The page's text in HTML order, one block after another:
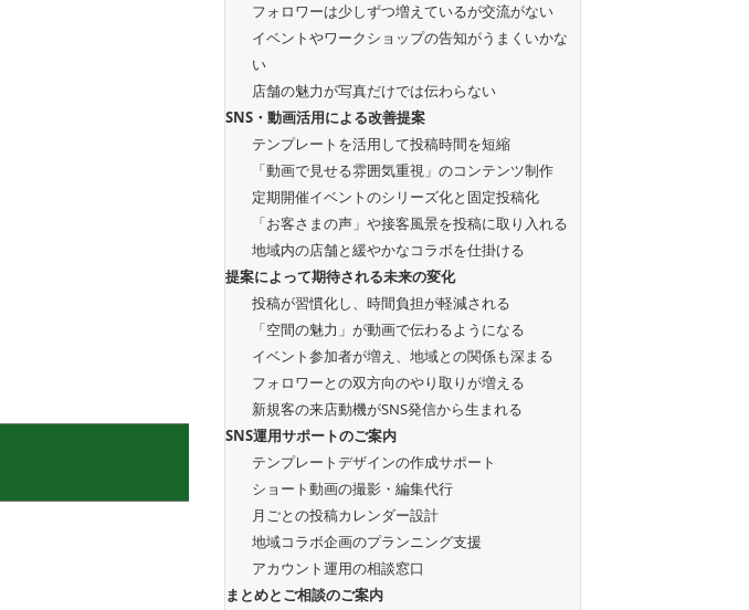
フォロワーは少しずつ増えているが交流がない
イベントやワークショップの告知がうまくいかな
い
店舗の魅力が写真だけでは伝わらない
SNS・動画活用による改善提案
テンプレートを活用して投稿時間を短縮
「動画で見せる雰囲気重視」のコンテンツ制作
定期開催イベントのシリーズ化と固定投稿化
「お客さまの声」や接客風景を投稿に取り入れる
地域内の店舗と緩やかなコラボを仕掛ける
提案によって期待される未来の変化
投稿が習慣化し、時間負担が軽減される
「空間の魅力」が動画で伝わるようになる
イベント参加者が増え、地域との関係も深まる
フォロワーとの双方向のやり取りが増える
新規客の来店動機がSNS発信から生まれる
SNS運用サポートのご案内
テンプレートデザインの作成サポート
ショート動画の撮影・編集代行
月ごとの投稿カレンダー設計
地域コラボ企画のプランニング支援
アカウント運用の相談窓口
まとめとご相談のご案内